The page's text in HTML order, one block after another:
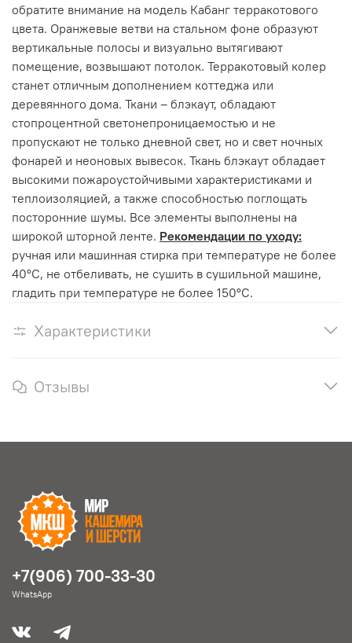
обратите внимание на модель Кабанг терракотового
цвета. Оранжевые ветви на стальном фоне образуют
вертикальные полосы и визуально вытягивают
помещение, возвышают потолок. Терракотовый колер
станет отличным дополнением коттеджа или
деревянного дома. Ткани – блэкаут, обладают
стопроцентной светонепроницаемостью и не
пропускают не только дневной свет, но и свет ночных
фонарей и неоновых вывесок. Ткань блэкаут обладает
высокими пожароустойчивыми характеристиками и
теплоизоляцией, а также способностью поглощать
посторонние шумы. Все элементы выполнены на
широкой шторной ленте. Рекомендации по уходу:
ручная или машинная стирка при температуре не более
40°С, не отбеливать, не сушить в сушильной машине,
гладить при температуре не более 150°С.
Характеристики
Отзывы
+7(906) 700-33-30
WhatsApp